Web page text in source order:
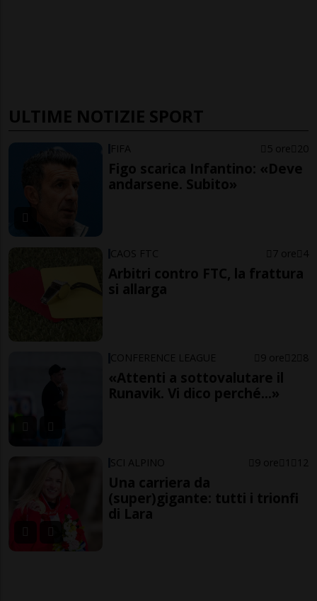
ULTIME NOTIZIE SPORT
FIFA 5 ore 20
Figo scarica Infantino: «Deve
andarsene. Subito»
CAOS FTC 7 ore 4
Arbitri contro FTC, la frattura
si allarga
CONFERENCE LEAGUE 9 ore 2 8
«Attenti a sottovalutare il
Runavik. Vi dico perché...»
SCI ALPINO 9 ore 1 12
Una carriera da
(super)gigante: tutti i trionfi
di Lara